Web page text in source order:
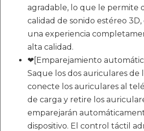
agradable, lo que le permite
calidad de sonido estéreo
una experiencia
alta calidad.
❤[Emparejamiento
Saque los dos auriculares de
conecte los auriculares al
de carga y retire los
emparejarán
dispositivo. El control táctil